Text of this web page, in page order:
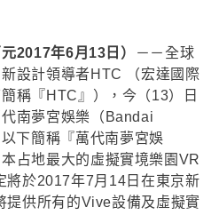
2017年6月13日）
－－全球
設計領導者HTC （宏達國際
稱『HTC』），今（13）日
南夢宮娛樂（Bandai
下簡稱『萬代南夢宮娛
占地最大的虛擬實境樂園VR
於2017年7月14日在東京新
提供所有的Vive設備及虛擬實